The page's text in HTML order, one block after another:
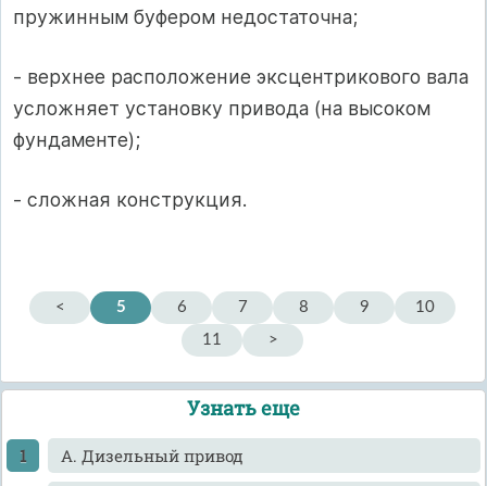
пружинным буфером недостаточна;
- верхнее расположение эксцентрикового вала
усложняет установку привода (на высоком
фундаменте);
- сложная конструкция.
< 5 6 7 8 9
10
11
>
Узнать еще
А. Дизельный привод